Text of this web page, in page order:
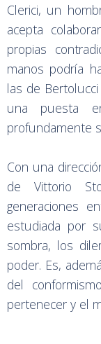
Clerici, un
acepta
propias
manos podría
las de
una puesta
profundamente
Con una
de Vittorio
generaciones
estudiada por
sombra, los
poder. Es,
del
pertenecer y el